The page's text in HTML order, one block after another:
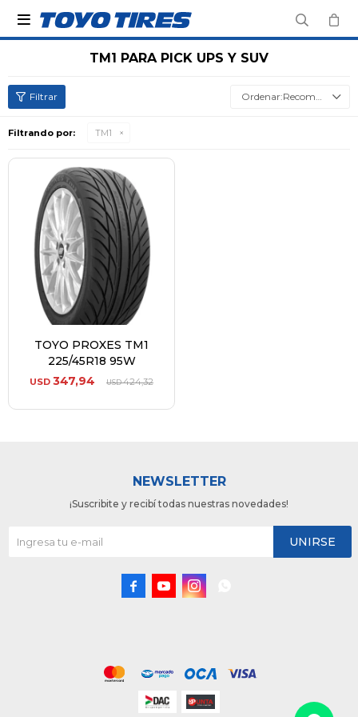

TM1 PARA PICK UPS Y SUV
Recomendados
Filtrando por: TM1
TOYO PROXES TM1
225/45R18 95W
USD 347,94 USD424,32
NEWSLETTER
¡Suscribite y recibí todas nuestras novedades!
UNIRSE
  